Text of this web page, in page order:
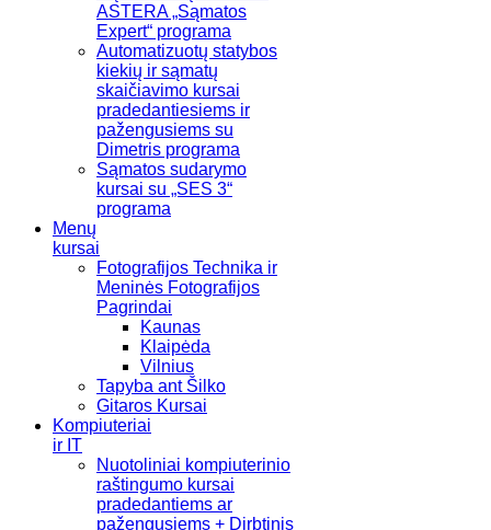
ASTERA „Sąmatos
Expert“ programa
Automatizuotų statybos
kiekių ir sąmatų
skaičiavimo kursai
pradedantiesiems ir
pažengusiems su
Dimetris programa
Sąmatos sudarymo
kursai su „SES 3“
programa
Menų
kursai
Fotografijos Technika ir
Meninės Fotografijos
Pagrindai
Kaunas
Klaipėda
Vilnius
Tapyba ant Šilko
Gitaros Kursai
Kompiuteriai
ir IT
Nuotoliniai kompiuterinio
raštingumo kursai
pradedantiems ar
pažengusiems + Dirbtinis